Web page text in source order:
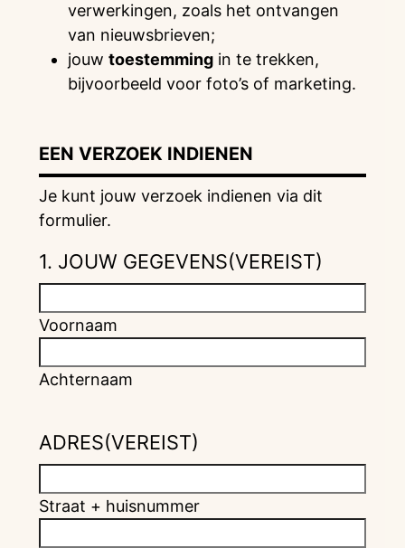
verwerkingen, zoals het ontvangen
van nieuwsbrieven;
jouw toestemmingin te trekken,
bijvoorbeeld voor foto’s of marketing.
EEN VERZOEK INDIENEN
Je kunt jouw verzoek indienen via dit
formulier.
1. JOUW GEGEVENS(VEREIST)
Voornaam
Achternaam
ADRES(VEREIST)
Straat + huisnummer